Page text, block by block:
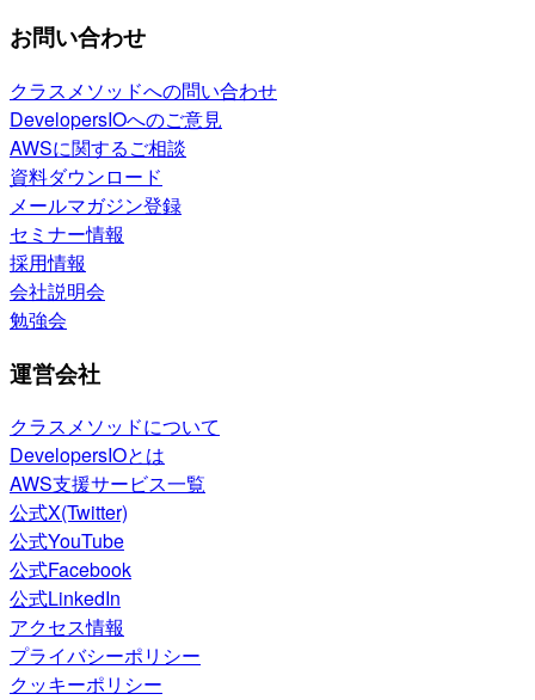
お問い合わせ
クラスメソッドへの問い合わせ
DevelopersIOへのご意見
AWSに関するご相談
資料ダウンロード
メールマガジン登録
セミナー情報
採用情報
会社説明会
勉強会
運営会社
クラスメソッドについて
DevelopersIOとは
AWS支援サービス一覧
公式X(Twitter)
公式YouTube
公式Facebook
公式LinkedIn
アクセス情報
プライバシーポリシー
クッキーポリシー